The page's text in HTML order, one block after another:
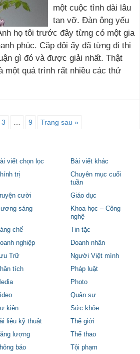
một cuộc tình dài lâu
tan vỡ. Đàn ông yếu
họ tôi trước đây từng có một gia
phúc. Cặp đôi ấy đã từng đi thi
gì đó và được giải nhất. Thật
một quá trình rất nhiều các thử
3 9 Trang sau »
viết chọn lọc
Bài viết khác
trị
Chuyên mục cuối
tuần
cười
Giáo dục
sáng
Khoa học – Công
nghệ
chế
Tin tặc
nghiệp
Doanh nhân
Trữ
Người Việt mình
tích
Pháp luật
Photo
Quân sự
kiện
Sức khỏe
liệu kỹ thuật
Thế giới
lượng
Thể thao
báo Tội phạm